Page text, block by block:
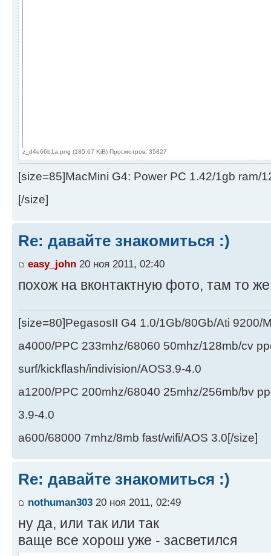
z_d4e66b1a.png (185.67 KiB) Просмотров: 35827
[size=85]MacMini G4: Power PC 1.42/1gb ram/
[/size]
Re: давайте знакомиться :)
easy_john 20 ноя 2011, 02:40
похож на вконтактную фото, там то
[size=80]PegasosII G4 1.0/1Gb/80Gb/Ati 9200/
a4000/PPC 233mhz/68060 50mhz/128mb/cv
surf/kickflash/indivision/AOS3.9-4.0
a1200/PPC 200mhz/68040 25mhz/256mb/bv
3.9-4.0
a600/68000 7mhz/8mb fast/wifi/AOS 3.0[/size]
Re: давайте знакомиться :)
nothuman303 20 ноя 2011, 02:49
ну да, или так или так
ваще все хорош уже - засветился